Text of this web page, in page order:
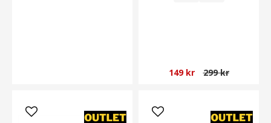
149 kr 299 kr